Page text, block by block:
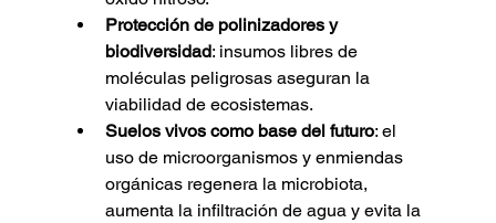
Protección de polinizadores y
biodiversidad: insumos libres de
moléculas peligrosas aseguran la
viabilidad de ecosistemas.
Suelos vivos como base del futuro: el
uso de microorganismos y enmiendas
orgánicas regenera la microbiota,
aumenta la infiltración de agua y evita la